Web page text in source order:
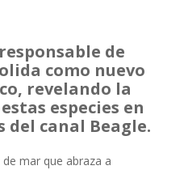
de
como nuevo
revelando la
especies en
del canal Beagle.
mar que abraza a